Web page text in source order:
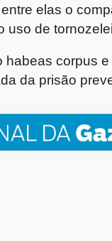
elas o
uso de
habeas corpus
da prisão